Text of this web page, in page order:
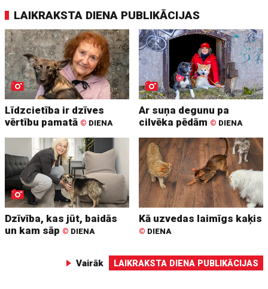
LAIKRAKSTA DIENA PUBLIKĀCIJAS
Līdzcietība ir dzīves
vērtību pamatā © DIENA
Ar suņa degunu pa
cilvēka pēdām © DIENA
Dzīvība, kas jūt, baidās
un kam sāp © DIENA
Kā uzvedas laimīgs kaķis
© DIENA
Vairāk LAIKRAKSTA DIENA PUBLIKĀCIJAS